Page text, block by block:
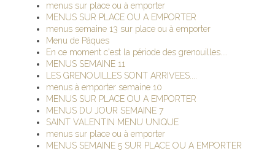
menus sur place ou à emporter
MENUS SUR PLACE OU A EMPORTER
menus semaine 13 sur place ou à emporter
Menu de Pâques
En ce moment c'est la période des grenouilles....
MENUS SEMAINE 11
LES GRENOUILLES SONT ARRIVEES....
menus à emporter semaine 10
MENUS SUR PLACE OU A EMPORTER
MENUS DU JOUR SEMAINE 7
SAINT VALENTIN MENU UNIQUE
menus sur place ou à emporter
MENUS SEMAINE 5 SUR PLACE OU A EMPORTER